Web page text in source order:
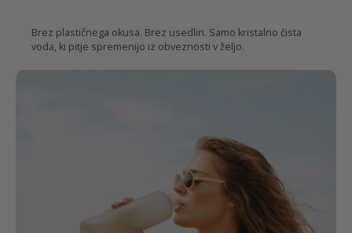
Vse imaboljši okusv steklu
Brez plastičnega okusa. Brez usedlin. Samo kristalno čista
voda, ki pitje spremenijo iz obveznosti v željo.